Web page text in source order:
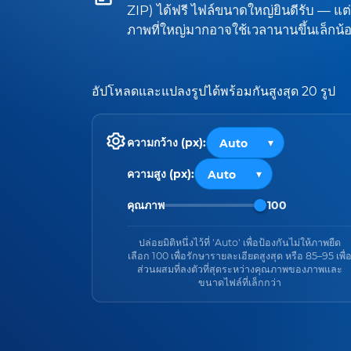
ZIP) ได้ฟรี ไฟล์ขนาดใหญ่ยินดีรับ — แต่
ภาพที่ใหญ่มากอาจใช้เวลานานขึ้นเล็กน้
อัปโหลดและแปลงรูปได้พร้อมกันสูงสุด 20 รูป
ความกว้าง (px):
ความสูง (px):
คุณภาพ 100
ปล่อยมิติหนึ่งไว้ที่ 'Auto' เพื่อป้องกันไม่ให้ภาพยืด
เลือก 100 เพื่อรักษารายละเอียดสูงสุด หรือ 85–95 เพื่อ
ส่วนผสมที่ลงตัวที่สุดระหว่างคุณภาพของภาพและ
ขนาดไฟล์ที่เล็กกว่า